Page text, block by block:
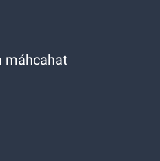
máhcahat